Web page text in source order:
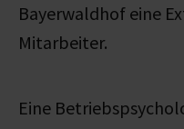
Bayerwaldhof eine
Mitarbeiter.
Eine